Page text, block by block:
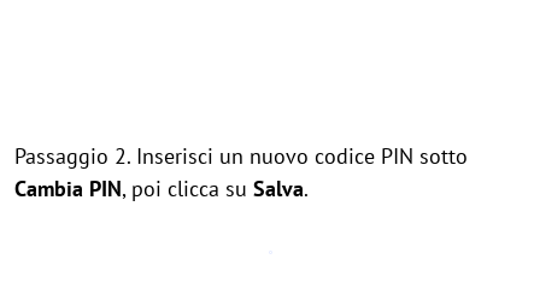
Passaggio 2. Inserisci un nuovo codice PIN sotto
Cambia PIN, poi clicca su Salva.